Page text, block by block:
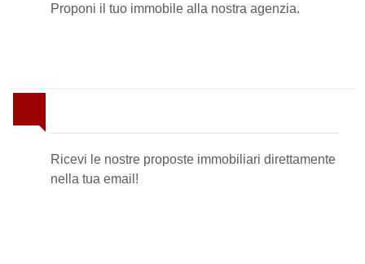
Proponi il tuo immobile alla nostra agenzia.
Ricevi le nostre proposte immobiliari direttamente
nella tua email!